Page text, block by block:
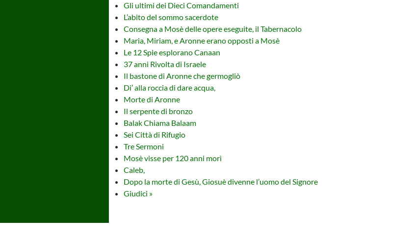
Gli ultimi dei Dieci Comandamenti
L’abito del sommo sacerdote
Consegna a Mosè delle opere eseguite, il Tabernacolo
Maria, Miriam, e Aronne erano opposti a Mosè
Le 12 Spie esplorano Canaan
37 anni Rivolta di Israele
Il bastone di Aronne che germogliò
Di’ alla roccia di dare acqua,
Morte di Aronne
Il serpente di bronzo
Balak Chiama Balaam
Sei Città di Rifugio
Tre Sermoni
Mosè visse per 120 anni morì
Caleb,
Dopo la morte di Gesù, Giosuè divenne l’uomo del Signore
Giudici »